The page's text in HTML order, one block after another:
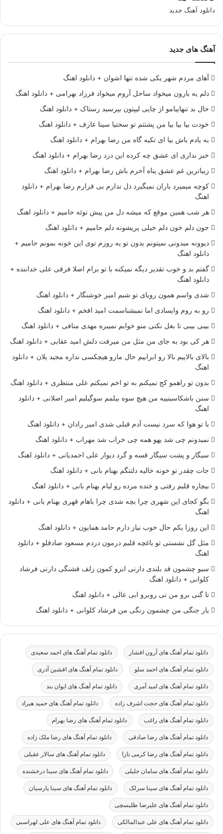
دانلود آهنگ جدید
آهنگ های جدید
آهای مردم شهر یکی شده تنها اشوان + دانلود اهنگ
دلم یه بارون میخواد ساحل آروم میخواد فرزاد بهرامی + دانلود اهنگ
حال بد تنهاییامو از چایی لیپتون بپرسید رستاک + دانلود اهنگ
خودت بیا بیا بیا من پشتتم تو سختیا سینا عارف + دانلود اهنگ
به یادم باش بیا ای تکیه گاه من رضا بهرام + دانلود اهنگ
خبر نداری ای عشق چه کرده این درد رضا بهرام + دانلود اهنگ
زیباترین غم عشق پناه آخرم باش رضا بهرام + دانلود اهنگ
کوچه میمیرد باران نمیگیرد دل ندارم بی قرارم رضا بهرام + دانلود
اهنگ
هر شب همین موقع که میشه دل من پیش توئه حامیم + دانلود اهنگ
جون دلم خون دلم خیلی پریشونه دلم حامیم + دانلود اهنگ
دیوونه میدونی نمیتونم بدون تو یه روزم توی این خونه بمونم حامیم +
دانلود اهنگ
گفتم بد و خوب تقدیر دیگه نمیکنه با تو برام اصلا فرقی علی خدابنده +
دانلود اهنگ
شدی واسم همون رویای تو شبم امیر خوشنگار + دانلود اهنگ
رو به روم وایسادی اما نمیشناسمت امید افخم + دانلود اهنگ
بیبی بیبی تا بغل نکنی منو خوابم نمیبره مهدی منافی + دانلود اهنگ
هر کی بود به جای من مثل من میرفت دلش امید عقابی + دانلود اهنگ
بالای بالاییم بالا رو ابراییم حال مارو هیچکسی نداره مجید یلان + دانلود
اهنگ
بدون تو راهمو کج نمیکنم به تو اخم نمیکنم علی منتظری + دانلود اهنگ
سنن باشکاسینییه من هیچ سوه بیلمم سوگیلیم امیر اصلانی + دانلود
اهنگ
با تو هوا که سرد نیست آدم قبلی شدی امیر رادان + دانلود اهنگ
نمیدونم چی شد یهو همه چی خراب شد مهراب + دانلود اهنگ
سیگار و پشت سیگار قسه و گرد دیوار علی احمدیانی + دانلود اهنگ
جات چقدر تو خونه خالیه دلتنگم بهنام بانی + دانلود اهنگ
بیچاره قلبم رفتی و خنده مرده رو لبام بهنام بانی + دانلود اهنگ
بگو کجای این شهری چرا بچه شدی چرا باهام قهری بهنام بانی + دانلود
اهنگ
این روزا یکم حال خوب نیاز دارم حامد همایون + دانلود اهنگ
مثل گل نشستی تو باغچه قلبم درمون دردم مسعود صادقلو + دانلود
اهنگ
سیو چشمون قد بلندی دارنی ابرو کمون زلف قشنگی دارنی فرشاد
کلوانی + دانلود اهنگ
تا گنی برو من تی روبرو ابی عالی + دانلود اهنگ
یار جنگی من چشمون رنگی من فرشاد کلوانی + دانلود اهنگ
دانلود تمام آهنگ های آرون افشار دانلود تمام آهنگ های احمد سعیدی
دانلود تمام آهنگ های احمد سلو دانلود تمام آهنگ های افشین آذری
دانلود تمام آهنگ های امید آمری دانلود تمام آهنگ های ایوان بند
دانلود تمام آهنگ های حجت اشرف زاده دانلود تمام آهنگ های حمید هیراد
دانلود تمام آهنگ های راغب دانلود تمام آهنگ های رضا بهرام
دانلود تمام آهنگ های رضا صادقی دانلود تمام آهنگ های رضا ملک زاده
دانلود تمام آهنگ های رضا کرمی تارا دانلود تمام آهنگ های سالار عقیلی
دانلود تمام آهنگ های سامان جلیلی دانلود تمام آهنگ های سینا درخشنده
دانلود تمام آهنگ های سینا سرلک دانلود تمام آهنگ های سینا پارسیان
دانلود تمام آهنگ های علیرضا طلیسچی
دانلود تمام آهنگ های علی عبدالمالکی دانلود تمام آهنگ های علی لهراسبی